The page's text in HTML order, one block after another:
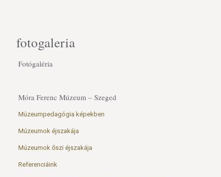
fotogaleria
Fotógaléria
Móra Ferenc Múzeum – Szeged
Múzeumpedagógia képekben
Múzeumok éjszakája
Múzeumok őszi éjszakája
Referenciáink